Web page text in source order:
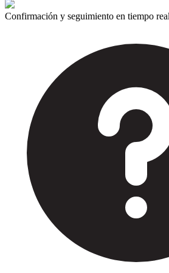
Confirmación y seguimiento en tiempo real